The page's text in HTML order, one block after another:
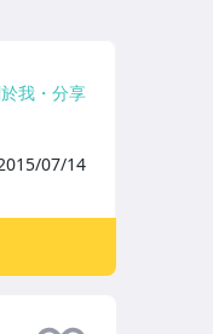
我 分享
07/14